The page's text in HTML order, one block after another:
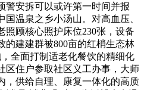
警安拆可以或许第一时间并报
温泉之乡小汤山。对高血压、
照顾核心照护床位230张，设备
的建建群被800亩的红梢生态林
全面打制适老化餐饮的精细化
区住户参取社区义工办事，大师
，供给自理、康复一体化的高质